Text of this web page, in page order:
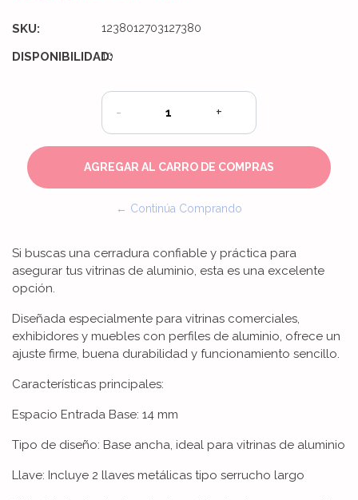
SKU: 1238012703127380
DISPONIBILIDAD:
10
- +
← Continúa Comprando
Si buscas una cerradura confiable y práctica para
asegurar tus vitrinas de aluminio, esta es una excelente
opción.
Diseñada especialmente para vitrinas comerciales,
exhibidores y muebles con perfiles de aluminio, ofrece un
ajuste firme, buena durabilidad y funcionamiento sencillo.
Características principales:
Espacio Entrada Base: 14 mm
Tipo de diseño: Base ancha, ideal para vitrinas de aluminio
Llave: Incluye 2 llaves metálicas tipo serrucho largo